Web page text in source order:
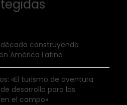
construyendo
América Latina
«El turismo de aventura
desarrollo para las
el campo»